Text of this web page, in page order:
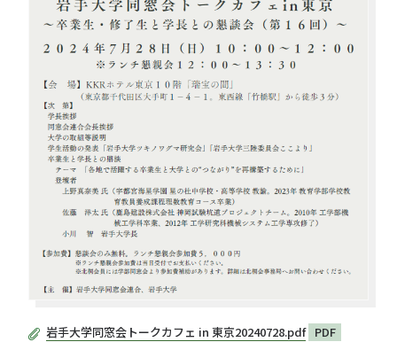
岩手大学同窓会トークカフェ in 東京20240728.pdf PDF